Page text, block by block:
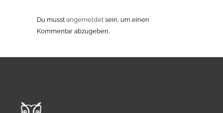
Du musst angemeldet sein, um einen
Kommentar abzugeben.